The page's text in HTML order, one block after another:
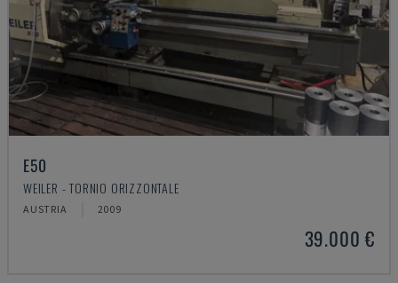
E50
WEILER - TORNIO ORIZZONTALE
AUSTRIA 2009
39.000 €